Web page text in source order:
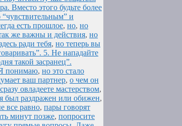
Вместо этого будьте более
“чувствительным” и
есть прошлое, но, но
же важны и действия, но
ради тебя, но теперь вы
5. Не нападайте
такой засранец”.
понимаю, но это стало
ваш партнер, о чем он
овладеете мастерством,
был раздражен или обижен,
все равно, пары говорят
минут позже, попросите